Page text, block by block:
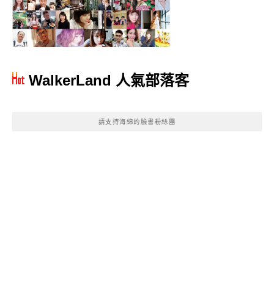
WalkerLand 人氣部落客
請支持海綿的臉書粉絲團